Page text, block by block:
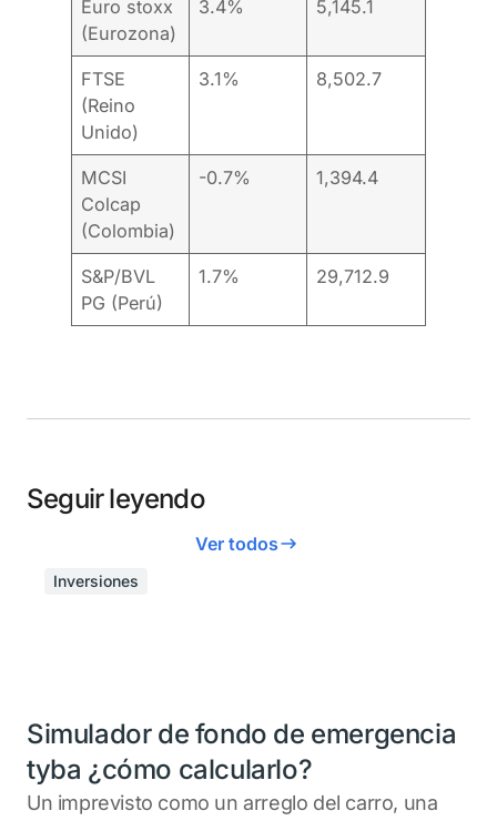
Euro stoxx
(Eurozona)
3.4% 5,145.1
FTSE
(Reino
Unido)
3.1% 8,502.7
MCSI
Colcap
(Colombia)
-0.7% 1,394.4
S&P/BVL
PG (Perú)
1.7% 29,712.9
Seguir leyendo
Ver todos
Inversiones
Simulador de fondo de emergencia
tyba ¿cómo calcularlo?
Un imprevisto como un arreglo del carro, una